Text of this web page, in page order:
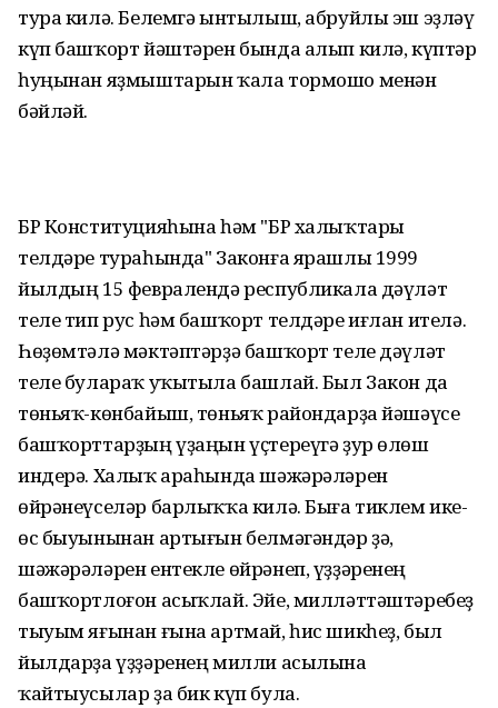
тура килә. Белемгә ынтылыш, абруйлы эш эҙләү
күп башҡорт йәштәрен бында алып килә, күптәр
һуңынан яҙмыштарын ҡала тормошо менән
бәйләй.
БР Конституцияһына һәм "БР халыҡтары
телдәре тураһында" Законға ярашлы 1999
йылдың 15 февралендә республикала дәүләт
теле тип рус һәм башҡорт телдәре иғлан ителә.
Һөҙөмтәлә мәктәптәрҙә башҡорт теле дәүләт
теле булараҡ уҡытыла башлай. Был Закон да
төньяҡ-көнбайыш, төньяҡ райондарҙа йәшәүсе
башҡорттарҙың үҙаңын үҫтереүгә ҙур өлөш
индерә. Халыҡ араһында шәжәрәләрен
өйрәнеүселәр барлыҡҡа килә. Быға тиклем ике-
өс быуынынан артығын белмәгәндәр ҙә,
шәжәрәләрен ентекле өйрәнеп, үҙҙәренең
башҡортлоғон асыҡлай. Эйе, милләттәштәребеҙ
тыуым яғынан ғына артмай, һис шикһеҙ, был
йылдарҙа үҙҙәренең милли асылына
ҡайтыусылар ҙа бик күп була.